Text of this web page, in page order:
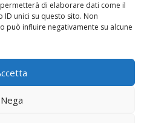
di elaborare dati come il
unici su questo sito. Non
può influire negativamente su alcune
Nega